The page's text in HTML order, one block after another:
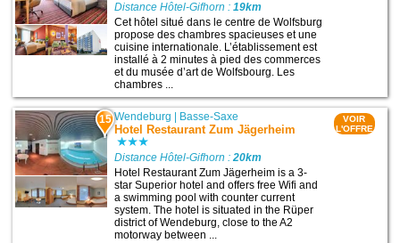
Distance Hôtel-Gifhorn :19km
Cet hôtel situé dans le centre de Wolfsburg
propose des chambres spacieuses et une
cuisine internationale. L’établissement est
installé à 2 minutes à pied des commerces
et du musée d’art de Wolfsbourg. Les
chambres ...
15 Wendeburg Basse-Saxe
Hotel Restaurant Zum Jägerheim
Distance Hôtel-Gifhorn :20km
Hotel Restaurant Zum Jägerheim is a 3-
star Superior hotel and offers free Wifi and
a swimming pool with counter current
system. The hotel is situated in the Rüper
district of Wendeburg, close to the A2
motorway between ...
VOIR
L'OFFRE